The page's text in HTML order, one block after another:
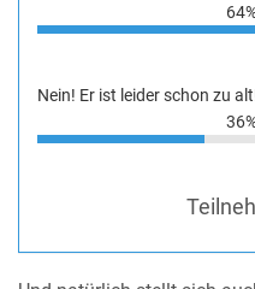
Nein! Er ist leider schon zu